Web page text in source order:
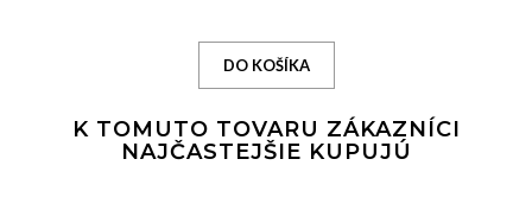
K TOMUTO TOVARU ZÁKAZNÍCI
NAJČASTEJŠIE KUPUJÚ